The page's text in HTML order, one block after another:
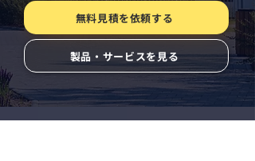
無料見積を依頼する
製品・サービスを見る